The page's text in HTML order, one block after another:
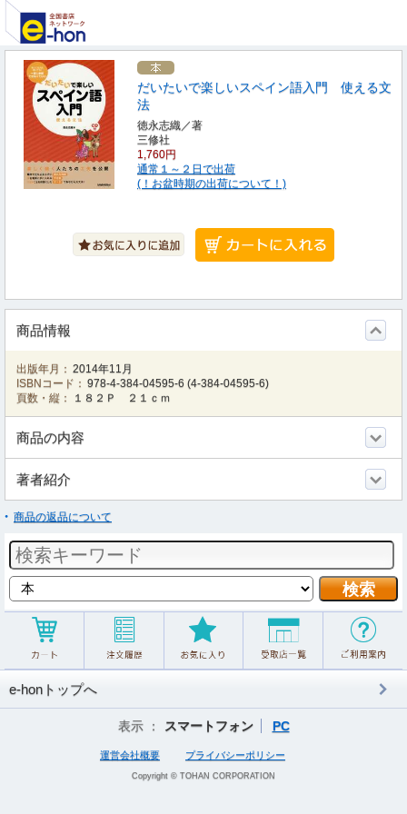
だいたいで楽しいスペイン語入門 使える文
法
徳永志織／著
三修社
1,760円
通常１～２日で出荷
(！お盆時期の出荷について！)
商品情報
出版年月： 2014年11月
ISBNコード： 978-4-384-04595-6 (4-384-04595-6)
頁数・縦：
１８２Ｐ ２１ｃｍ
商品の内容
著者紹介
商品の返品について
e-honトップへ
表示 ： スマートフォン PC
運営会社概要 プライバシーポリシー
Copyright © TOHAN CORPORATION